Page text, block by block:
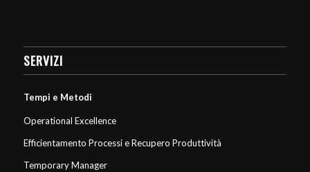
SERVIZI
Tempi e Metodi
Operational Excellence
Efficientamento Processi e Recupero Produttività
Temporary Manager